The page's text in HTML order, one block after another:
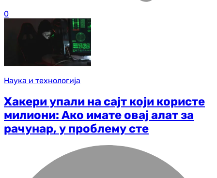
0
Наука и технологија
Хакери упали на сајт који користе
милиони: Ако имате овај алат за
рачунар, у проблему сте